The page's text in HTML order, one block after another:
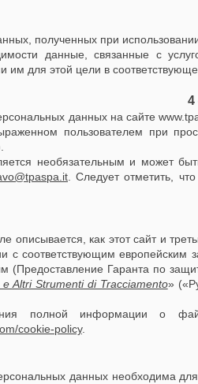
полученных при
данные, связанные с
им для этой цели в
4
данных на сайте
пользователем при
необязательным и может
. Следует отметить,
описывается, как этот сайт и
с соответствующим
(Предоставление Гаранта по
Altri Strumenti di Tracciamento»
полной информации о
cookie-policy.
данных необходима